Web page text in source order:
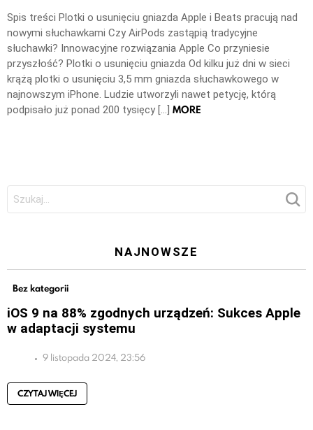
Spis treści Plotki o usunięciu gniazda Apple i Beats pracują nad
nowymi słuchawkami Czy AirPods zastąpią tradycyjne
słuchawki? Innowacyjne rozwiązania Apple Co przyniesie
przyszłość? Plotki o usunięciu gniazda Od kilku już dni w sieci
krążą plotki o usunięciu 3,5 mm gniazda słuchawkowego w
najnowszym iPhone. Ludzie utworzyli nawet petycję, którą
podpisało już ponad 200 tysięcy […] MORE
Szukaj:
NAJNOWSZE
Bez kategorii
iOS 9 na 88% zgodnych urządzeń: Sukces Apple
w adaptacji systemu
9 listopada 2024, 23:56
CZYTAJ WIĘCEJ